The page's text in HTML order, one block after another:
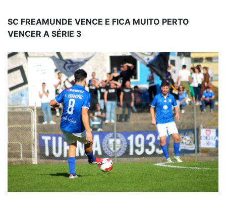
SC FREAMUNDE VENCE E FICA MUITO PERTO
VENCER A SÉRIE 3